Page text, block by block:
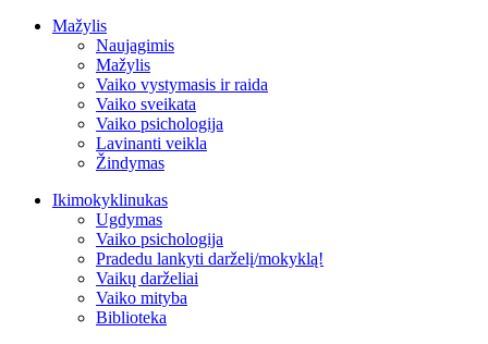
Mažylis
Naujagimis
Mažylis
Vaiko vystymasis ir raida
Vaiko sveikata
Vaiko psichologija
Lavinanti veikla
Žindymas
Ikimokyklinukas
Ugdymas
Vaiko psichologija
Pradedu lankyti darželį/mokyklą!
Vaikų darželiai
Vaiko mityba
Biblioteka